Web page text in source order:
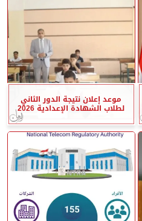
موعد إعلان نتيجة الدور الثاني
لطلاب الشهادة الإعدادية 2026